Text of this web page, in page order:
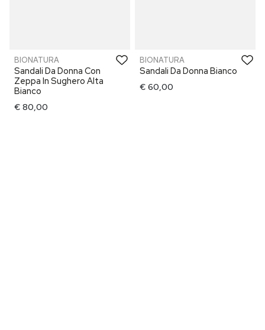
BIONATURA
Sandali Da Donna Con
Zeppa In Sughero Alta
Bianco
€ 80,00
BIONATURA
Sandali Da Donna Bianco
€ 60,00